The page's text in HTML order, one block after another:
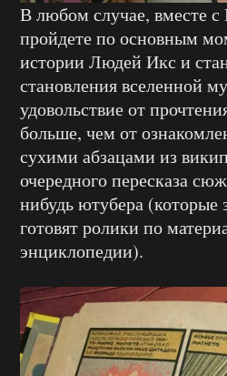
В любом случае, вместе
пройдете по основным
истории Людей Икс и
становления вселенной
удовольствие от
больше, чем от
сухими абзацами из
очередного пересказа
нибудь ютубера (которые
готовят ролики по
энциклопедии).